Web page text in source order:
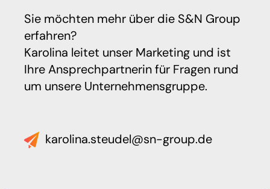
Sie möchten mehr über die S&N Group
erfahren?
Karolina leitet unser Marketing und ist
Ihre Ansprechpartnerin für Fragen rund
um unsere Unternehmensgruppe.
karolina.steudel@sn-group.de